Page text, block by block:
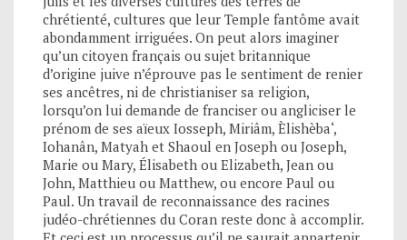
chrétienté, cultures que leur Temple fantôme avait
abondamment irriguées. On peut alors imaginer
qu’un citoyen français ou sujet britannique
d’origine juive n’éprouve pas le sentiment de renier
ses ancêtres, ni de christianiser sa religion,
lorsqu’on lui demande de franciser ou angliciser le
prénom de ses aïeux Iosseph, Miriâm, Èlishèba‘,
Iohanân, Matyah et Shaoul en Joseph ou Joseph,
Marie ou Mary, Élisabeth ou Elizabeth, Jean ou
John, Matthieu ou Matthew, ou encore Paul ou
Paul. Un travail de reconnaissance des racines
judéo-chrétiennes du Coran reste donc à accomplir.